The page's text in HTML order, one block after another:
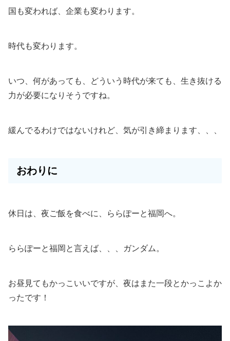
国も変われば、企業も変わります。
時代も変わります。
いつ、何があっても、どういう時代が来ても、生き抜ける
力が必要になりそうですね。
緩んでるわけではないけれど、気が引き締まります、、、
おわりに
休日は、夜ご飯を食べに、ららぽーと福岡へ。
ららぽーと福岡と言えば、、、ガンダム。
お昼見てもかっこいいですが、夜はまた一段とかっこよか
ったです！